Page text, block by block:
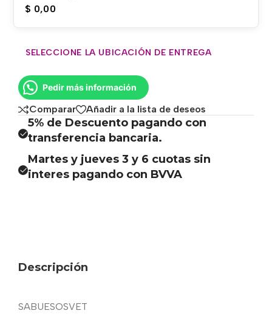
$ 0,00
SELECCIONE LA UBICACIÓN DE ENTREGA
Pedir más información
Comparar Añadir a la lista de deseos
5% de Descuento pagando con
transferencia bancaria.
Martes y jueves 3 y 6 cuotas sin
interes pagando con BVVA
Descripción
SABUESOSVET